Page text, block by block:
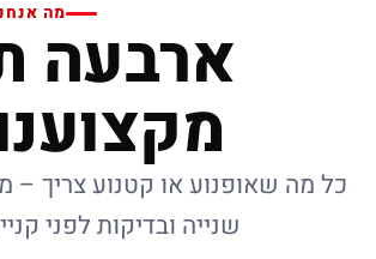
מה
ארבעה
כל מה שאופנוע או קטנוע צריך –
שנייה ובדיקות לפני